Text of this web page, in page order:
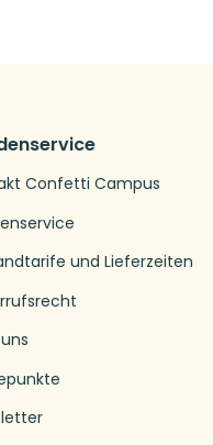
Confetti Campus
und Lieferzeiten